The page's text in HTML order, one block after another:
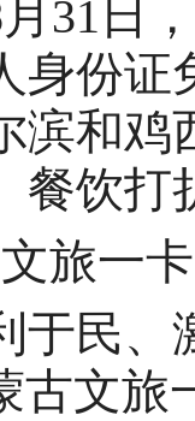
日，
身份
滨和鸡
餐饮打
一卡
民、
古文